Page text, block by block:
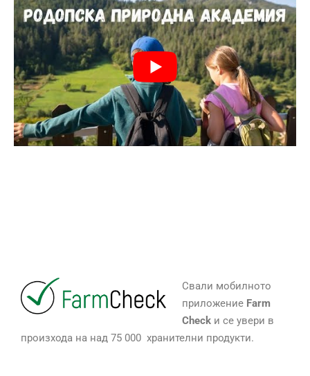
Свали мобилното
приложение Farm
Checkи се увери в
произхода на над 75 000 хранителни продукти.